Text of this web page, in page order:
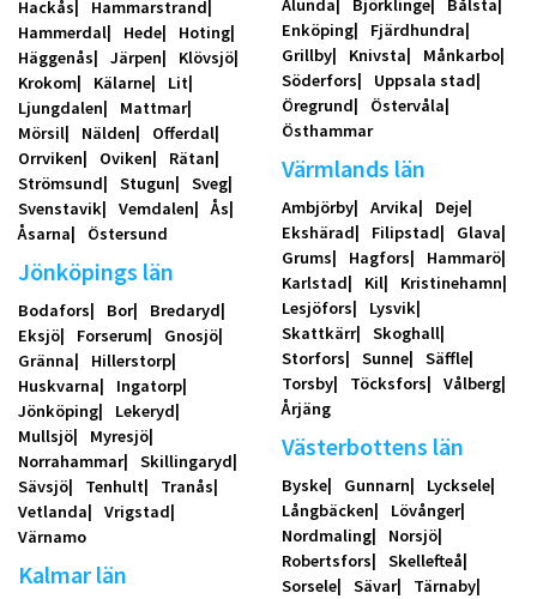
Hackås
Hammarstrand
Hammerdal
Hede
Hoting
Häggenås
Järpen
Klövsjö
Krokom
Kälarne
Lit
Ljungdalen
Mattmar
Mörsil
Nälden
Offerdal
Orrviken
Oviken
Rätan
Strömsund
Stugun
Sveg
Svenstavik
Vemdalen
Ås
Åsarna
Östersund
Jönköpings län
Bodafors Bor
Bredaryd
Eksjö
Forserum
Gnosjö
Gränna
Hillerstorp
Huskvarna
Ingatorp
Jönköping
Lekeryd
Mullsjö
Myresjö
Norrahammar
Skillingaryd
Sävsjö
Tenhult
Tranås
Vetlanda
Vrigstad
Värnamo
Kalmar län
Alunda Björklinge
Bålsta
Enköping
Fjärdhundra
Grillby
Knivsta
Månkarbo
Söderfors
Uppsala stad
Öregrund
Östervåla
Östhammar
Värmlands län
Ambjörby Arvika
Deje
Ekshärad
Filipstad
Glava
Grums
Hagfors
Hammarö
Karlstad
Kil
Kristinehamn
Lesjöfors
Lysvik
Skattkärr
Skoghall
Storfors
Sunne
Säffle
Torsby
Töcksfors
Vålberg
Årjäng
Västerbottens län
Byske Gunnarn
Lycksele
Långbäcken
Lövånger
Nordmaling
Norsjö
Robertsfors
Skellefteå
Sorsele
Sävar
Tärnaby